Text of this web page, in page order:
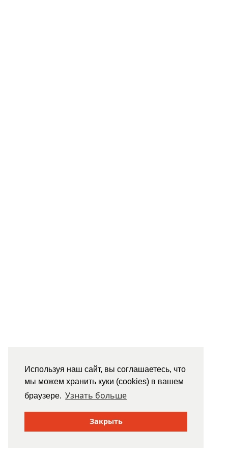
Используя наш сайт, вы соглашаетесь, что
мы можем хранить куки (cookies) в вашем
браузере. Узнать больше
Закрыть